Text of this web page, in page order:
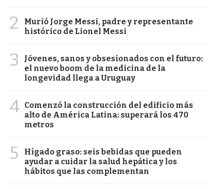
2
Murió Jorge Messi, padre y representante
histórico de Lionel Messi
3
Jóvenes, sanos y obsesionados con el futuro:
el nuevo boom de la medicina de la
longevidad llega a Uruguay
4 Comenzó la construcción del edificio más
alto de América Latina: superará los 470
metros
5
Hígado graso: seis bebidas que pueden
ayudar a cuidar la salud hepática y los
hábitos que las complementan